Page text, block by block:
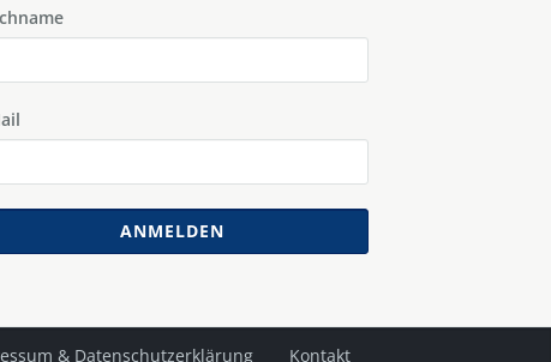
ANMELDEN
& Datenschutzerklärung Kontakt